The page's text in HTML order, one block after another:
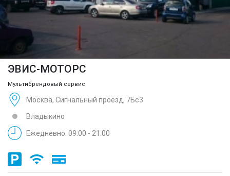
ЭВИС-МОТОРС
Мультибрендовый сервис
Москва, Сигнальный проезд, 7Бс3
Владыкино
Ежедневно: 09:00 - 21:00